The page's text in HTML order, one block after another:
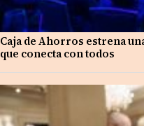
Caja de Ahorros estrena
que conecta con todos